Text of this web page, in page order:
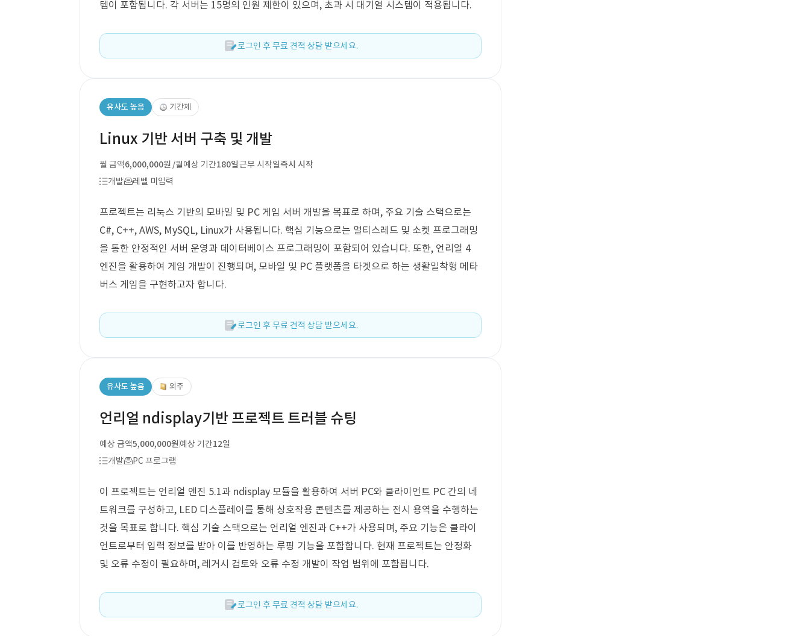
템이 포함됩니다. 각 서버는 15명의 인원 제한이 있으며, 초과 시 대기열 시스템이 적용됩니다.
로그인 후 무료 견적 상담 받으세요.
유사도 높음 기간제
Linux 기반 서버 구축 및 개발
월 금액6,000,000원 /월예상 기간180일근무 시작일즉시 시작
개발
레벨 미입력
프로젝트는 리눅스 기반의 모바일 및 PC 게임 서버 개발을 목표로 하며, 주요 기술 스택으로는
C#, C++, AWS, MySQL, Linux가 사용됩니다. 핵심 기능으로는 멀티스레드 및 소켓 프로그래밍
을 통한 안정적인 서버 운영과 데이터베이스 프로그래밍이 포함되어 있습니다. 또한, 언리얼 4
엔진을 활용하여 게임 개발이 진행되며, 모바일 및 PC 플랫폼을 타겟으로 하는 생활밀착형 메타
버스 게임을 구현하고자 합니다.
로그인 후 무료 견적 상담 받으세요.
유사도 높음 외주
언리얼 ndisplay기반 프로젝트 트러블 슈팅
예상 금액5,000,000원예상 기간12일
개발
PC 프로그램
이 프로젝트는 언리얼 엔진 5.1과 ndisplay 모듈을 활용하여 서버 PC와 클라이언트 PC 간의 네
트워크를 구성하고, LED 디스플레이를 통해 상호작용 콘텐츠를 제공하는 전시 용역을 수행하는
것을 목표로 합니다. 핵심 기술 스택으로는 언리얼 엔진과 C++가 사용되며, 주요 기능은 클라이
언트로부터 입력 정보를 받아 이를 반영하는 루핑 기능을 포함합니다. 현재 프로젝트는 안정화
및 오류 수정이 필요하며, 레거시 검토와 오류 수정 개발이 작업 범위에 포함됩니다.
로그인 후 무료 견적 상담 받으세요.